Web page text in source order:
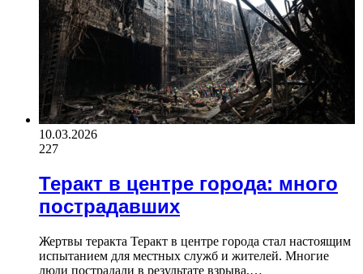
10.03.2026
227
Теракт в центре города: много
пострадавших
Жертвы теракта Теракт в центре города стал настоящим
испытанием для местных служб и жителей. Многие
люди пострадали в результате взрыва,…